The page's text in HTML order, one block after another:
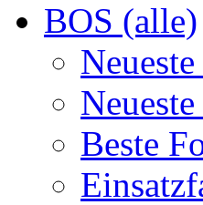
BOS (alle)
Beste